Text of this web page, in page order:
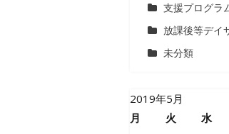
支援プログラ
放課後等デイ
未分類
2019年5月
月
火 水